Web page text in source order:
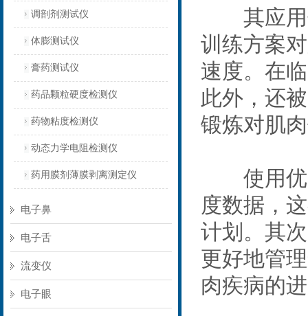
调剖剂测试仪
体膨测试仪
膏药测试仪
药品颗粒硬度检测仪
药物粘度检测仪
动态力学电阻检测仪
药用膜剂薄膜剥离测定仪
电子鼻
电子舌
流变仪
电子眼
其应用
训练方案
速度。在
此外，还
锻炼对肌
使用优
度数据，
计划。其
更好地管
肉疾病的